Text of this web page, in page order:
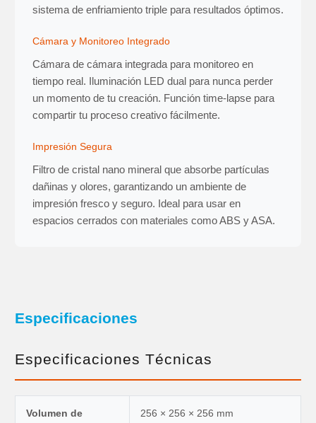
sistema de enfriamiento triple para resultados óptimos.
Cámara y Monitoreo Integrado
Cámara de cámara integrada para monitoreo en
tiempo real. Iluminación LED dual para nunca perder
un momento de tu creación. Función time-lapse para
compartir tu proceso creativo fácilmente.
Impresión Segura
Filtro de cristal nano mineral que absorbe partículas
dañinas y olores, garantizando un ambiente de
impresión fresco y seguro. Ideal para usar en
espacios cerrados con materiales como ABS y ASA.
Especificaciones
Especificaciones Técnicas
Volumen de 256 × 256 × 256 mm